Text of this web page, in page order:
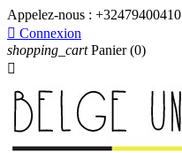
Appelez-nous : +32479400410
 Connexion
shopping_cart Panier (0)
